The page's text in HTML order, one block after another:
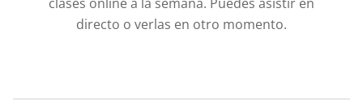
directo o verlas en otro momento.